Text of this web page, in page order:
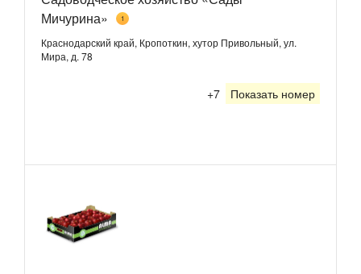
Мичурина»
1
Краснодарский край, Кропоткин, хутор Привольный, ул.
Мира, д. 78
+7 Показать номер